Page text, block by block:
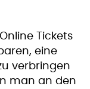
Tickets
eine
verbringen
man an den